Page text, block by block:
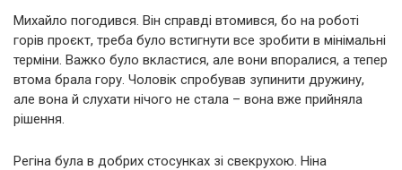
Михайло погодився. Він справді втомився, бо на роботі
горів проєкт, треба було встигнути все зробити в мінімальні
терміни. Важко було вкластися, але вони впоралися, а тепер
втома брала гору. Чоловік спробував зупинити дружину,
але вона й слухати нічого не стала – вона вже прийняла
рішення.
Регіна була в добрих стосунках зі свекрухою. Ніна